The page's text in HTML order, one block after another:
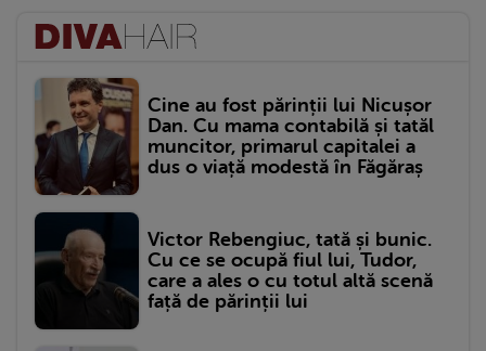
Cine au fost părinții lui Nicușor
Dan. Cu mama contabilă și tatăl
muncitor, primarul capitalei a
dus o viață modestă în Făgăraș
Victor Rebengiuc, tată și bunic.
Cu ce se ocupă fiul lui, Tudor,
care a ales o cu totul altă scenă
față de părinții lui